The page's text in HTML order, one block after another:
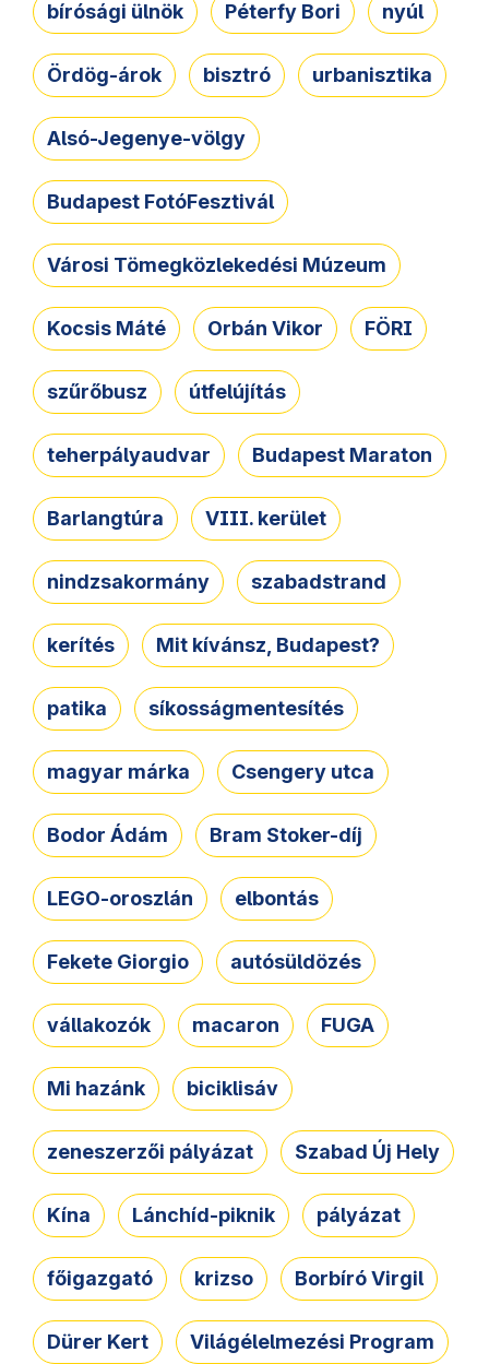
bírósági ülnök Péterfy Bori nyúl
Ördög-árok bisztró urbanisztika
Alsó-Jegenye-völgy
Budapest FotóFesztivál
Városi Tömegközlekedési Múzeum
Kocsis Máté Orbán Vikor FÖRI
szűrőbusz útfelújítás
teherpályaudvar Budapest Maraton
Barlangtúra VIII. kerület
nindzsakormány szabadstrand
kerítés Mit kívánsz, Budapest?
patika síkosságmentesítés
magyar márka Csengery utca
Bodor Ádám Bram Stoker-díj
LEGO-oroszlán elbontás
Fekete Giorgio autósüldözés
vállakozók macaron FUGA
Mi hazánk biciklisáv
zeneszerzői pályázat Szabad Új Hely
Kína Lánchíd-piknik pályázat
főigazgató krizso Borbíró Virgil
Dürer Kert Világélelmezési Program